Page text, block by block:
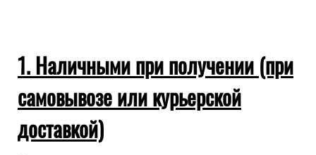
1. Наличными при получении (при
самовывозе или курьерской
доставкой)